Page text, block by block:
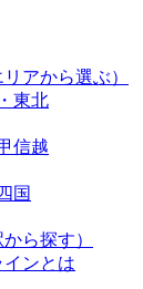
アから選ぶ）
東北
信越
国
ら探す）
ンとは